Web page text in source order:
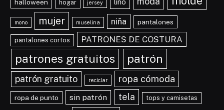
halloween hogar jersey lino
mono mujer muselina niña pantalones
pantalones cortos PATRONES DE COSTURA
patrones gratuitos patrón
patrón gratuito reciclar ropa cómoda
ropa de punto sin patrón tela tops y camisetas